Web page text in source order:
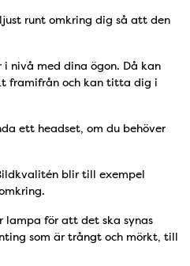
runt omkring dig så att den
nivå med dina ögon. Då kan
framifrån och kan titta dig i
ett headset, om du behöver
blir till exempel
för att det ska synas
som är trångt och mörkt, till